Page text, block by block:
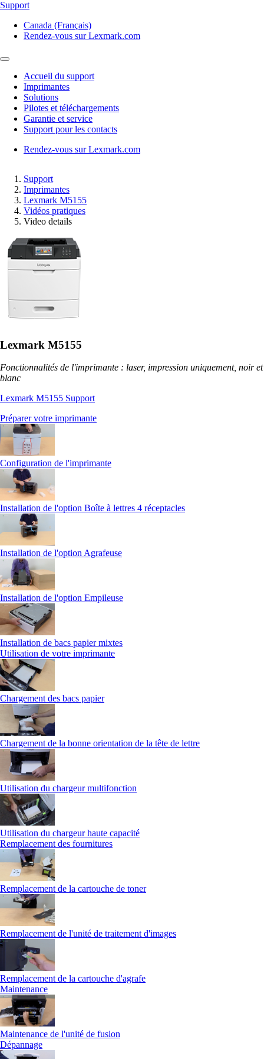
Support
Canada (Français)
Rendez-vous sur Lexmark.com
Accueil du support
Imprimantes
Solutions
Pilotes et téléchargements
Garantie et service
Support pour les contacts
Rendez-vous sur Lexmark.com
Support
Imprimantes
Lexmark M5155
Vidéos pratiques
Video details
Lexmark M5155
Fonctionnalités de l'imprimante : laser, impression uniquement, noir et
blanc
Lexmark M5155 Support
Préparer votre imprimante
Configuration de l'imprimante
Installation de l'option Boîte à lettres 4 réceptacles
Installation de l'option Agrafeuse
Installation de l'option Empileuse
Installation de bacs papier mixtes
Utilisation de votre imprimante
Chargement des bacs papier
Chargement de la bonne orientation de la tête de lettre
Utilisation du chargeur multifonction
Utilisation du chargeur haute capacité
Remplacement des fournitures
Remplacement de la cartouche de toner
Remplacement de l'unité de traitement d'images
Remplacement de la cartouche d'agrafe
Maintenance
Maintenance de l'unité de fusion
Dépannage